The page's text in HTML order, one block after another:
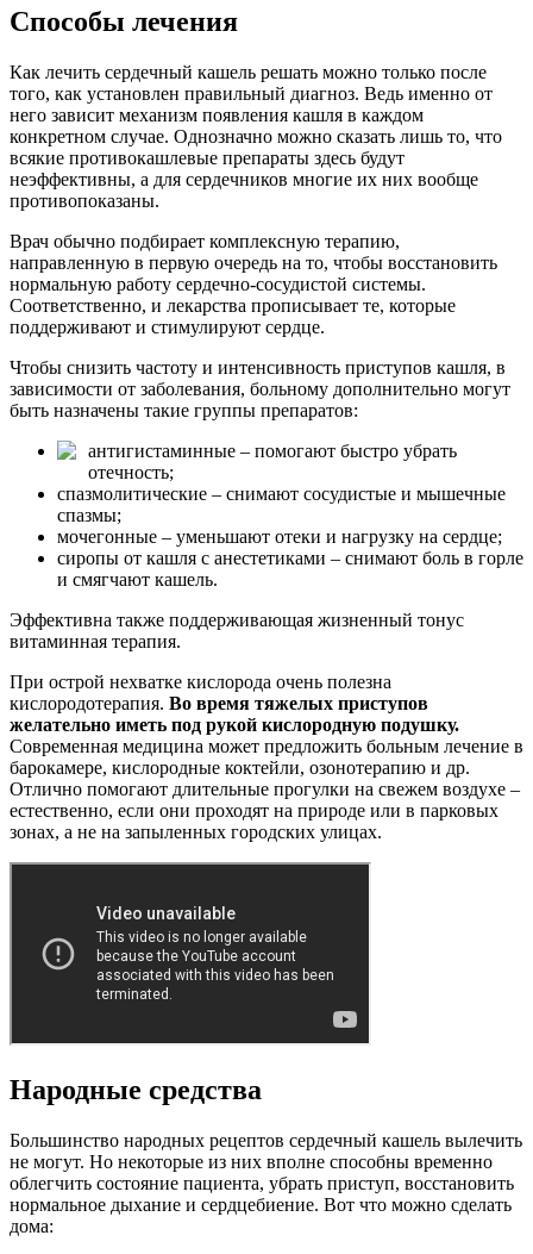
Способы лечения
Как лечить сердечный кашель решать можно только после
того, как установлен правильный диагноз. Ведь именно от
него зависит механизм появления кашля в каждом
конкретном случае. Однозначно можно сказать лишь то, что
всякие противокашлевые препараты здесь будут
неэффективны, а для сердечников многие их них вообще
противопоказаны.
Врач обычно подбирает комплексную терапию,
направленную в первую очередь на то, чтобы восстановить
нормальную работу сердечно-сосудистой системы.
Соответственно, и лекарства прописывает те, которые
поддерживают и стимулируют сердце.
Чтобы снизить частоту и интенсивность приступов кашля, в
зависимости от заболевания, больному дополнительно могут
быть назначены такие группы препаратов:
антигистаминные – помогают быстро убрать
отечность;
спазмолитические – снимают сосудистые и мышечные
спазмы;
мочегонные – уменьшают отеки и нагрузку на сердце;
сиропы от кашля с анестетиками – снимают боль в горле
и смягчают кашель.
Эффективна также поддерживающая жизненный тонус
витаминная терапия.
При острой нехватке кислорода очень полезна
кислородотерапия. Во время тяжелых приступов
желательно иметь под рукой кислородную подушку.
Современная медицина может предложить больным лечение в
барокамере, кислородные коктейли, озонотерапию и др.
Отлично помогают длительные прогулки на свежем воздухе –
естественно, если они проходят на природе или в парковых
зонах, а не на запыленных городских улицах.
Народные средства
Большинство народных рецептов сердечный кашель вылечить
не могут. Но некоторые из них вполне способны временно
облегчить состояние пациента, убрать приступ, восстановить
нормальное дыхание и сердцебиение. Вот что можно сделать
дома: